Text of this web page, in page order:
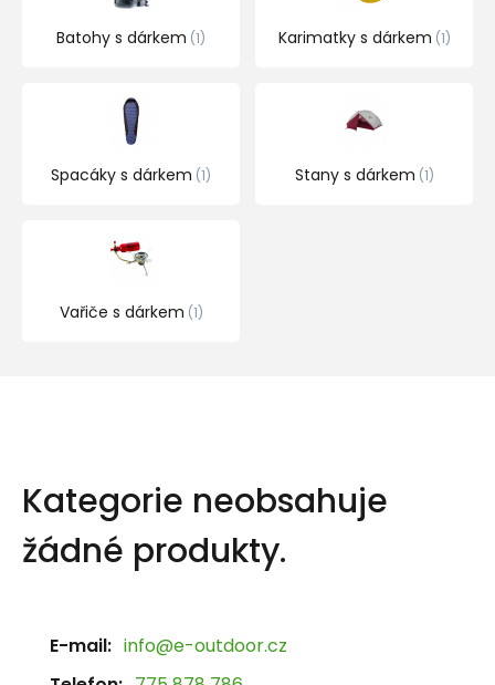
Batohy s dárkem 1 Karimatky s dárkem 1
Spacáky s dárkem 1 Stany s dárkem 1
Vařiče s dárkem 1
Kategorie neobsahuje
žádné produkty.
E-mail: info@e-outdoor.cz